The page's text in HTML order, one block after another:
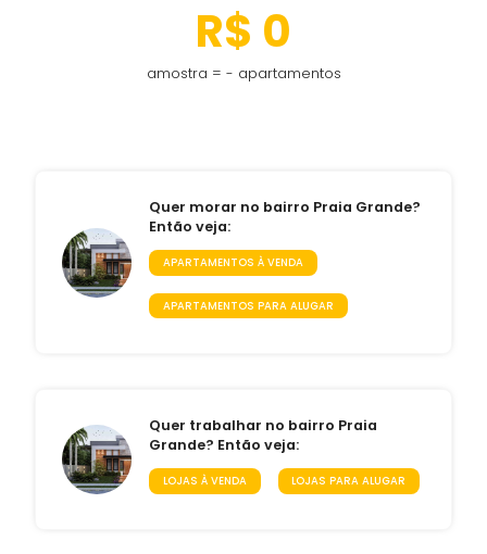
R$ 0
amostra = - apartamentos
Quer morar no bairro Praia Grande?
Então veja:
APARTAMENTOS À VENDA
APARTAMENTOS PARA ALUGAR
Quer trabalhar no bairro Praia
Grande? Então veja:
LOJAS À VENDA LOJAS PARA ALUGAR